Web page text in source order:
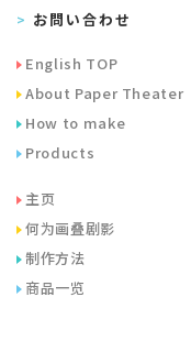
お問い合わせ
English TOP
About Paper Theater
How to make
Products
主页
何为画叠剧影
制作方法
商品一览